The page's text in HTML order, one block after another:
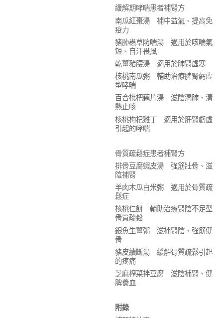
緩解期哮喘患者補腎方
南瓜紅棗湯 補中益氣、提高免
疫力
豬肺蟲草防喘湯 適用於咳喘氣
短、自汗畏風
乾薑豬腰湯 適用於肺腎虛寒
核桃南瓜粥 輔助治療脾腎虧虛
型哮喘
百合枇杷藕片湯 滋陰潤肺、清
熱止咳
核桃枸杞雞丁 適用於肝腎虧虛
引起的哮喘
骨質疏鬆症患者補腎方
排骨豆腐蝦皮湯 強筋壯骨、滋
陰補腎
羊肉木瓜白米粥 適用於骨質疏
鬆症
核桃仁餅 輔助治療腎陰不足型
骨質疏鬆
銀魚生薑粥 滋補腎陰、強筋健
骨
豬皮續斷湯 緩解骨質疏鬆引起
的疼痛
芝麻榨菜拌豆腐 滋陰補腎、健
脾養血
附錄